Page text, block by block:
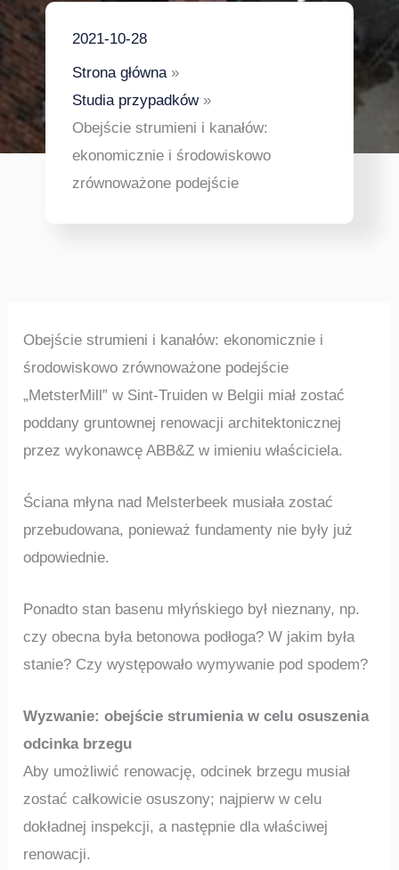
2021-10-28
Strona główna
Studia przypadków
Obejście strumieni i kanałów:
ekonomicznie i środowiskowo
zrównoważone podejście
Obejście strumieni i kanałów: ekonomicznie i
środowiskowo zrównoważone podejście
„MetsterMill” w Sint-Truiden w Belgii miał zostać
poddany gruntownej renowacji architektonicznej
przez wykonawcę ABB&Z w imieniu właściciela.
Ściana młyna nad Melsterbeek musiała zostać
przebudowana, ponieważ fundamenty nie były już
odpowiednie.
Ponadto stan basenu młyńskiego był nieznany, np.
czy obecna była betonowa podłoga? W jakim była
stanie? Czy występowało wymywanie pod spodem?
Wyzwanie: obejście strumienia w celu osuszenia
odcinka brzegu
Aby umożliwić renowację, odcinek brzegu musiał
zostać całkowicie osuszony; najpierw w celu
dokładnej inspekcji, a następnie dla właściwej
renowacji.